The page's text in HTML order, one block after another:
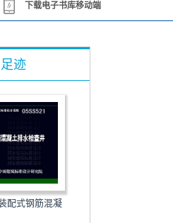
下载电子书库移动端
迹
配式钢筋混凝